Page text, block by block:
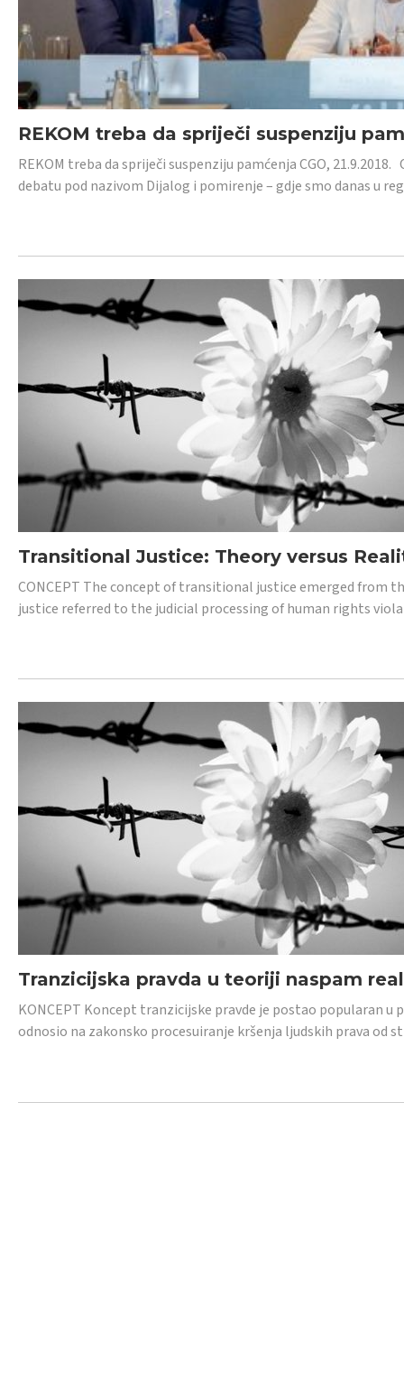
REKOM treba da spriječi suspenziju
REKOM treba da spriječi suspenziju pamćenja CGO,
debatu pod nazivom Dijalog i pomirenje – gdje smo danas u
Transitional Justice: Theory versus
CONCEPT The concept of transitional justice emerged
justice referred to the judicial processing of human rights
Tranzicijska pravda u teoriji naspam
KONCEPT Koncept tranzicijske pravde je postao popularan
odnosio na zakonsko procesuiranje kršenja ljudskih prava